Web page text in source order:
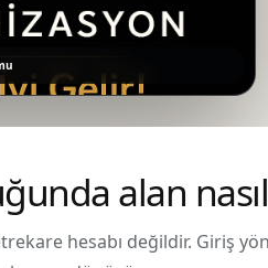
alan
hesabı değildir. Giriş